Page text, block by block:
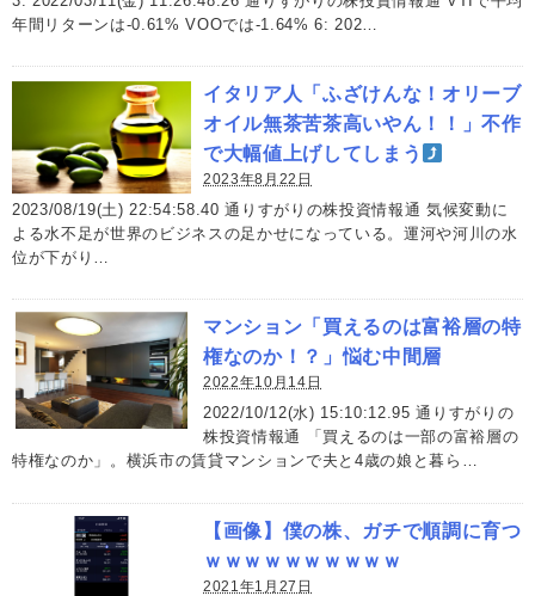
年間リターンは-0.61% VOOでは-1.64% 6: 202…
イタリア人「ふざけんな！オリーブ
オイル無茶苦茶高いやん！！」不作
で大幅値上げしてしまう
2023年8月22日
2023/08/19(土) 22:54:58.40 通りすがりの株投資情報通 気候変動に
よる水不足が世界のビジネスの足かせになっている。運河や河川の水
位が下がり…
マンション「買えるのは富裕層の特
権なのか！？」悩む中間層
2022年10月14日
2022/10/12(水) 15:10:12.95 通りすがりの
株投資情報通 「買えるのは一部の富裕層の
特権なのか」。横浜市の賃貸マンションで夫と4歳の娘と暮ら…
【画像】僕の株、ガチで順調に育つ
ｗｗｗｗｗｗｗｗｗｗ
2021年1月27日